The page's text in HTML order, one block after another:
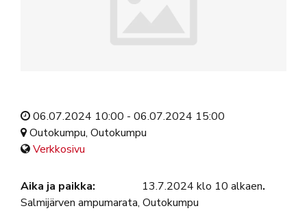
06.07.2024 10:00 - 06.07.2024 15:00
Outokumpu, Outokumpu
Verkkosivu
Aika ja paikka: 13.7.2024 klo 10 alkaen.
Salmijärven ampumarata, Outokumpu